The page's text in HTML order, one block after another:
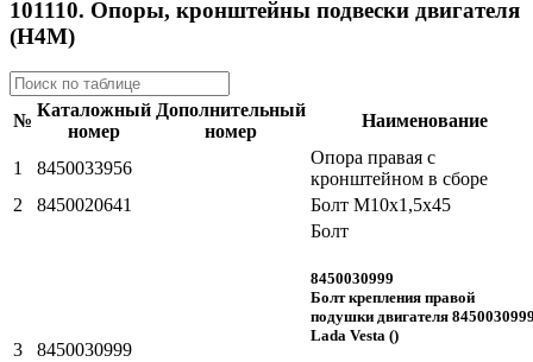
101110. Опоры, кронштейны подвески двигателя
(H4M)
№
Каталожный
номер
Дополнительный
номер
Наименование
1 8450033956
Опора правая с
кронштейном в сборе
2
8450020641 Болт М10х1,5х45
3 8450030999
Болт
8450030999
Болт крепления правой
подушки двигателя
Lada Vesta ()